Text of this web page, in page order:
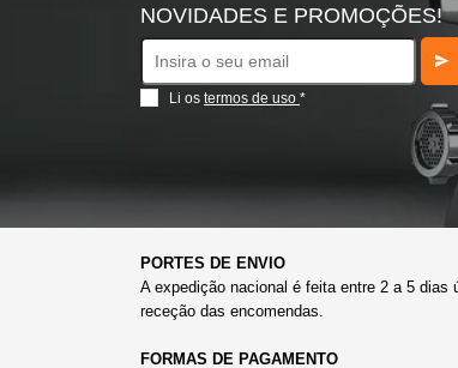
NOVIDADES E PROMOÇÕES!
Li os termos de uso *
PORTES DE ENVIO
A expedição nacional é feita entre 2 a 5 dias
receção das encomendas.
FORMAS DE PAGAMENTO